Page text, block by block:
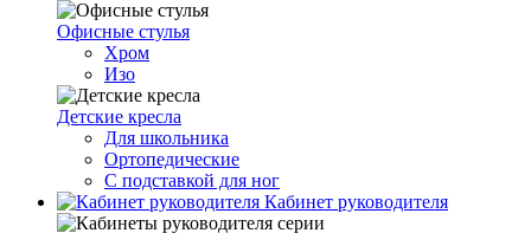
Офисные стулья
Хром
Изо
Детские кресла
Для школьника
Ортопедические
С подставкой для ног
Кабинет руководителя